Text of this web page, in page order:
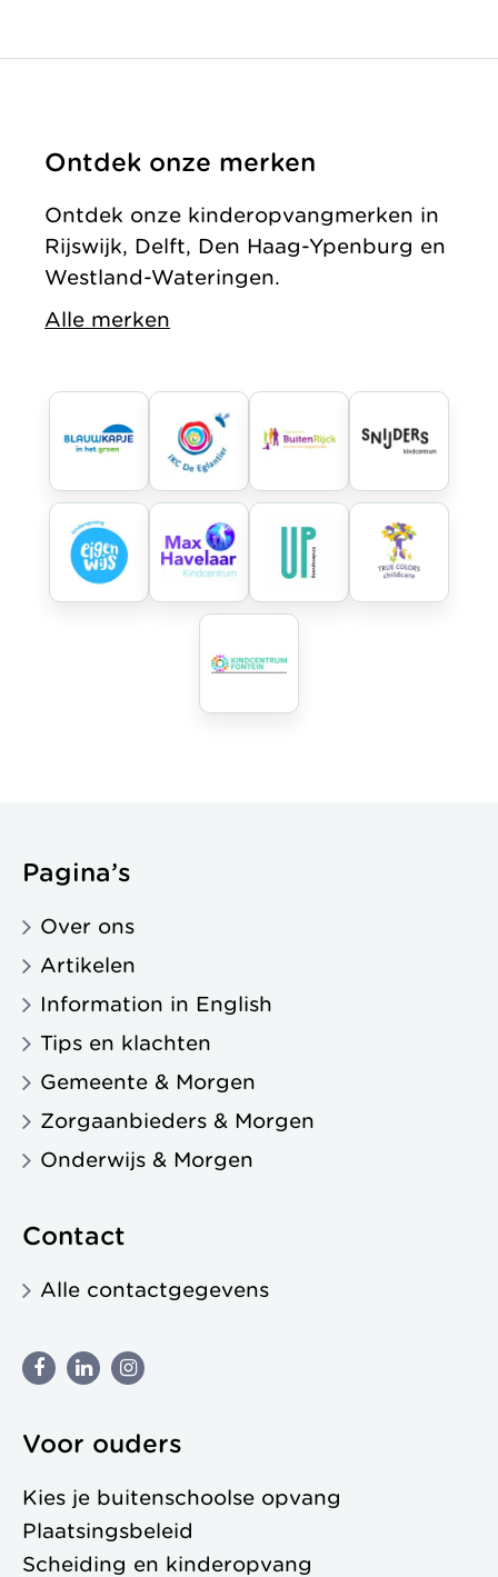
Ontdek onze merken
Ontdek onze kinderopvangmerken in
Rijswijk, Delft, Den Haag-Ypenburg en
Westland-Wateringen.
Alle merken
Pagina’s
Over ons
Artikelen
Information in English
Tips en klachten
Gemeente & Morgen
Zorgaanbieders & Morgen
Onderwijs & Morgen
Contact
Alle contactgegevens
Voor ouders
Kies je buitenschoolse opvang
Plaatsingsbeleid
Scheiding en kinderopvang